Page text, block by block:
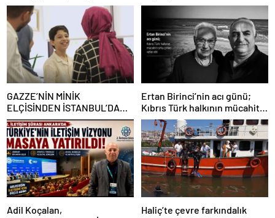
GAZZE’NİN MİNİK
ELÇİSİNDEN İSTANBUL’DA
DUYGUSAL MESAJ: “BURASI
BENİM İKİNCİ EVİM”
Ertan Birinci’nin acı günü;
Kıbrıs Türk halkının mücahit
ruhlu çınarı vefat etti
Adil Koçalan,
Haliç’te çevre farkındalık